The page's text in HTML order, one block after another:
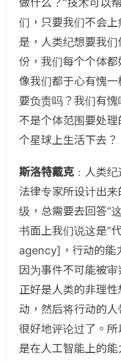
做什么？”技术可以
们，只要我们不会
是，人类纪想要我
份，我们每个个体
像我们都于心有愧
要负责吗？我们有
不是个体范围要处
个星球上生活下去？
斯洛特戴克 ﹕人类
法律专家所设计出
级，总需要去回答“
书面上我们说这是“
agency]，行动的能
因为事件不可能被
正好是人类的非理
动，然后将行动的
很好地评论过了。
是在人工智能上的